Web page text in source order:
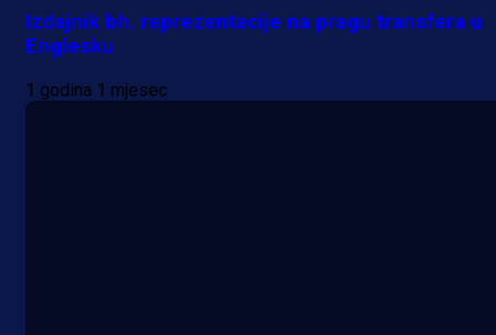
Izdajnik bh. reprezentacije na pragu transfera u
Englesku
1 godina 1 mjesec